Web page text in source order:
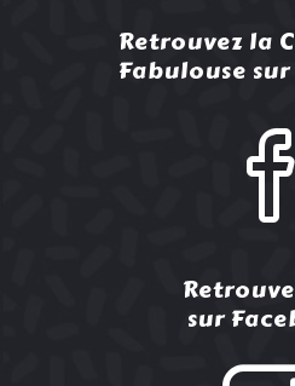
Retrouvez la
Fabulouse
sur